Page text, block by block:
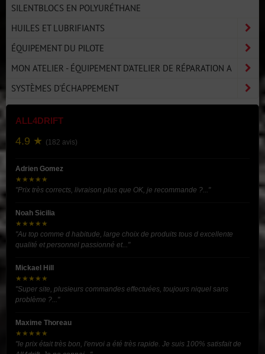
SILENTBLOCS EN POLYURÉTHANE
HUILES ET LUBRIFIANTS
ÉQUIPEMENT DU PILOTE
MON ATELIER - ÉQUIPEMENT D'ATELIER DE RÉPARATION A
SYSTÈMES D'ÉCHAPPEMENT
ALL4DRIFT
4.9 ★ (182 avis)
Adrien Gomez
★★★★★
"Prix très corrects, livraison plus que OK, je recommande ?..."
Noah Sicilia
★★★★★
"Au top comme d habitude, large choix de produits tous d excellente
qualité et personnel passionné et..."
Mickael Hill
★★★★★
"Super site, plusieurs commandes effectuées, toujours niquel sans
problème ?..."
Maxime Thoreau
★★★★★
"le prix était très bon, l'envoi a été très rapide. Je suis 100% satisfait de